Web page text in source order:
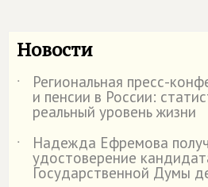
Новости
˙ Региональная пресс-
и пенсии в России:
реальный уровень жизни
˙
Надежда Ефремова
удостоверение
Государственной Думы